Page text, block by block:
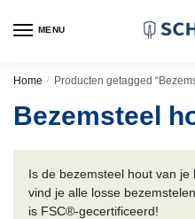
MENU
Home / Producten getagged
Bezemsteel
Is de bezemsteel hout van
vind je alle losse
is FSC®-gecertificeerd!